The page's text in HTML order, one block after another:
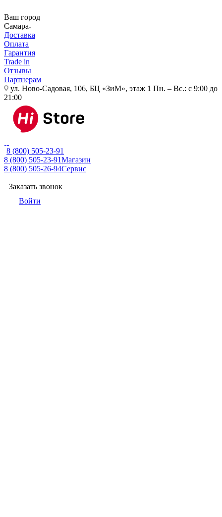
Ваш город
Самара
Доставка
Оплата
Гарантия
Trade in
Отзывы
Партнерам
ул. Ново-Садовая, 106, БЦ «ЗиМ», этаж 1 Пн. – Вс.: с 9:00 до
21:00
8 (800) 505-23-91
8 (800) 505-23-91Магазин
8 (800) 505-26-94Сервис
Заказать звонок
Войти